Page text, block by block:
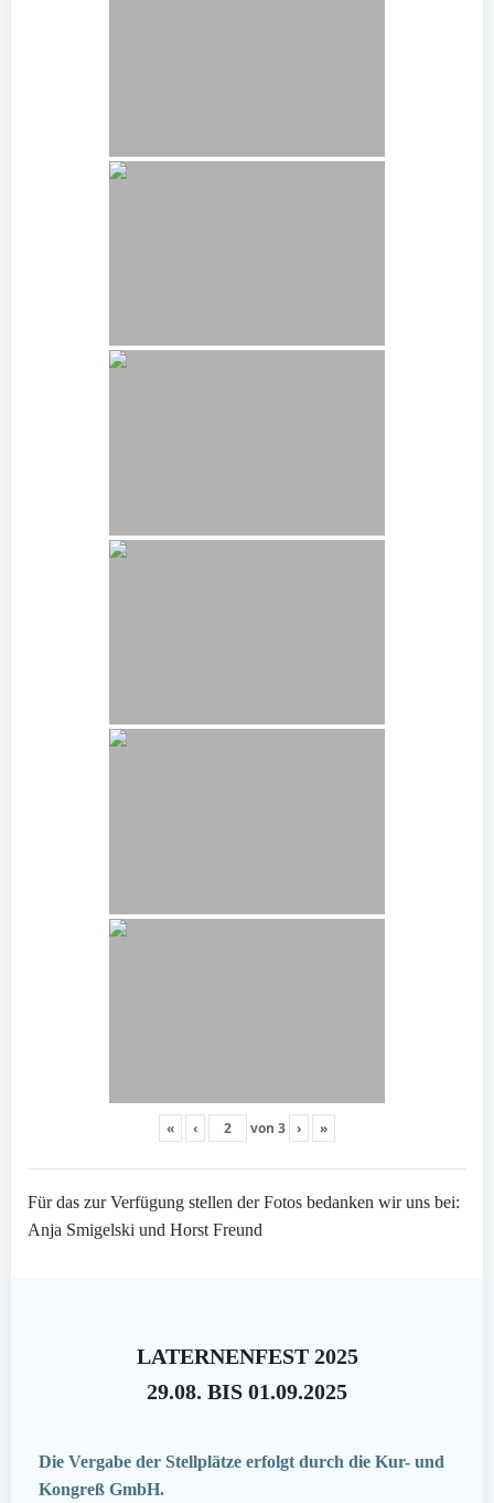
« ‹ von 3 › »
Für das zur Verfügung stellen der Fotos bedanken wir uns bei:
Anja Smigelski und Horst Freund
LATERNENFEST 2025
29.08. BIS 01.09.2025
Die Vergabe der Stellplätze erfolgt durch die Kur- und
Kongreß GmbH.